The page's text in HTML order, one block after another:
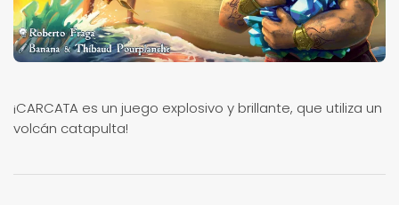
¡CARCATA es un juego explosivo y brillante, que utiliza un
volcán catapulta!